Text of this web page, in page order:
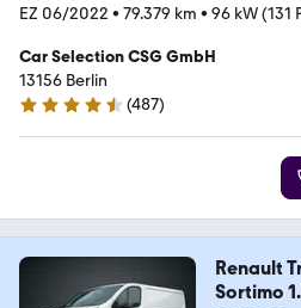
EZ 06/2022 • 79.379 km • 96 kW (131
Car Selection CSG GmbH
13156 Berlin
4.4 Sterne
(487)
Renault
Sortimo